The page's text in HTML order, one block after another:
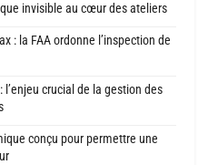
invisible au cœur des ateliers
: la FAA ordonne l’inspection de
crucial de la gestion des
conçu pour permettre une